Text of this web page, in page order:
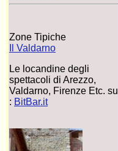
Zone Tipiche
Il Valdarno
Le locandine degli
spettacoli di Arezzo,
Valdarno, Firenze Etc. su
: BitBar.it